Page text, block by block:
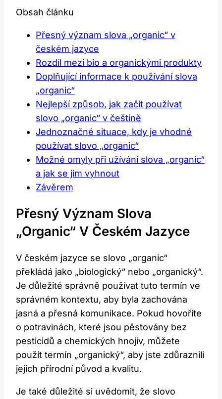
Obsah článku
Přesný význam slova „organic“ v
českém jazyce
Rozdíl mezi bio a organickými produkty
Doplňující informace k používání slova
„organic“
Nejlepší způsob, jak začít používat
slovo „organic“ v češtině
Jednoznačné situace, kdy je vhodné
používat slovo „organic“
Možné omyly při užívání slova „organic“
a jak se jim vyhnout
Závěrem
Přesný Význam Slova
„organic“ V Českém Jazyce
V českém jazyce se slovo „organic“
překládá jako „biologický“ nebo „organický“.
Je důležité správně používat tuto termín ve
správném kontextu, aby byla zachována
jasná a přesná komunikace. Pokud hovoříte
o potravinách, které jsou pěstovány bez
pesticidů a chemických hnojiv, můžete
použít termín „organický“, aby jste zdůraznili
jejich přírodní původ a kvalitu.
Je také důležité si uvědomit, že slovo